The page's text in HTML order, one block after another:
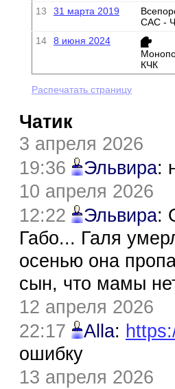
13
31 марта 2019
САС -
14
8 июня 2024
КЧК
Распечатать страницу
Чатик
3 апреля 2026
19:36
Эльвира:
10 апреля 2026
12:22
Эльвира:
Габо... Галя
осенью она
сын, что мамы
12 апреля 2026
22:17
Alla:
ошибку
13 апреля 2026